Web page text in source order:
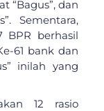
“Bagus”, dan
Sementara,
BPR berhasil
61 bank dan
inilah yang
12 rasio